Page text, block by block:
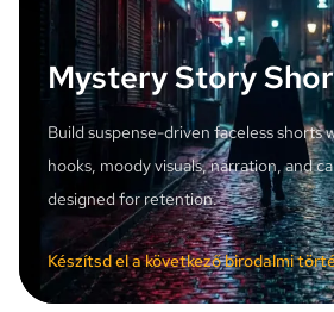
Mystery Story
Build suspense-driven faceless shorts
hooks, moody visuals, narration, and
designed for retention.
Készítsd el a következő birodalmi